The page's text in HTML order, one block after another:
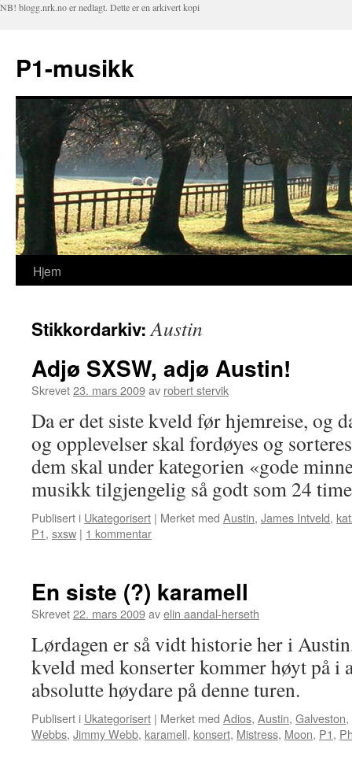
NB! blogg.nrk.no er nedlagt. Dette er en arkivert kopi
P1-musikk
Hopp
innhold
Hjem
Stikkordarkiv:Austin
Adjø SXSW, adjø Austin!
Skrevet23. mars 2009av robert stervik
Da er det siste kveld før hjemreise, og
og opplevelser skal fordøyes og
dem skal under kategorien «gode
musikk tilgjengelig så godt som 24
Publisert i Ukategorisert | Merket med Austin, James Intveld,
P1, sxsw | 1 kommentar
En siste (?) karamell
Skrevet22. mars 2009avelin aandal-herseth
Lørdagen er så vidt historie her i
kveld med konserter kommer høyt på i
absolutte høydare på denne turen.
Publisert i Ukategorisert | Merket med Adios, Austin, Galveston,
Webbs, Jimmy Webb, karamell, konsert, Mistress, Moon, P1,